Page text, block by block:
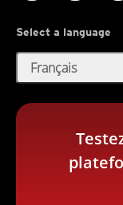
Select a language
Français